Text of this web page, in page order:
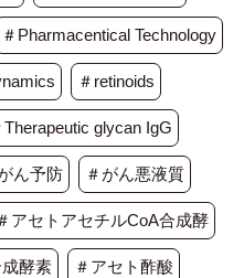
＃Pharmacentical Technology
＃retinoids
Therapeutic glycan IgG
ん予防 ＃がん悪液質
アセトアセチルCoA合成酵
酵素 ＃アセト酢酸